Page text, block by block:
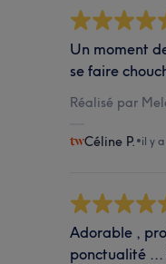
Un moment
se faire
Réalisé par
Céline P. •il y
Adorable ,
ponctualité ...